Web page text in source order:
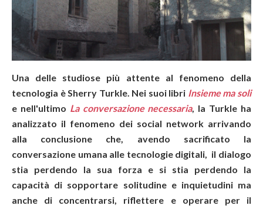
Una delle studiose più attente al fenomeno della
tecnologia è Sherry Turkle. Nei suoi libri Insieme ma soli
e nell'ultimo La conversazione necessaria, la Turkle ha
analizzato il fenomeno dei social network arrivando
alla conclusione che, avendo sacrificato la
conversazione umana alle tecnologie digitali, il dialogo
stia perdendo la sua forza e si stia perdendo la
capacità di sopportare solitudine e inquietudini ma
anche di concentrarsi, riflettere e operare per il